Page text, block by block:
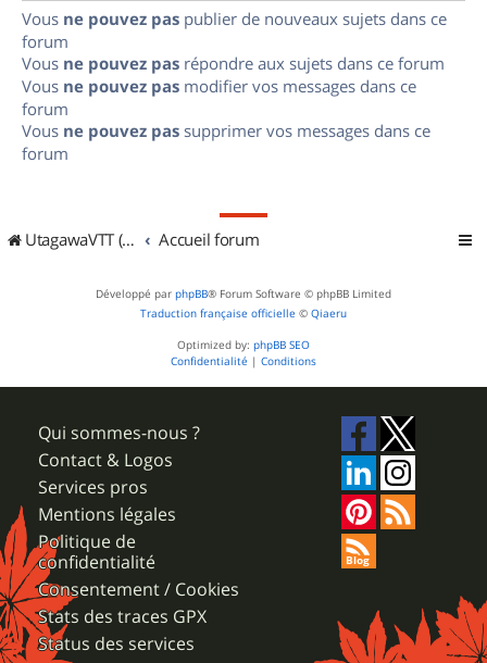
Vous ne pouvez pas publier de nouveaux sujets dans ce
forum
Vous ne pouvez pas répondre aux sujets dans ce forum
Vous ne pouvez pas modifier vos messages dans ce
forum
Vous ne pouvez pas supprimer vos messages dans ce
forum
UtagawaVTT (Randos VTT et VTTAE avec traces GPS) Accueil forum
Développé par phpBB® Forum Software © phpBB Limited
Traduction française officielle © Qiaeru
Optimized by: phpBB SEO
Confidentialité | Conditions
Qui sommes-nous ?
Contact & Logos
Services pros
Mentions légales
Politique de
confidentialité
Consentement / Cookies
Stats des traces GPX
Status des services